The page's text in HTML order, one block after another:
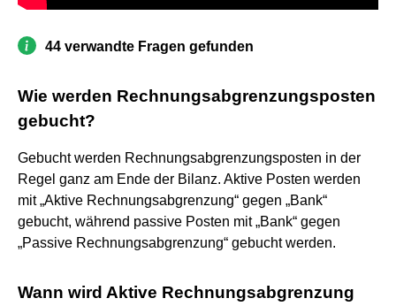
44 verwandte Fragen gefunden
Wie werden Rechnungsabgrenzungsposten
gebucht?
Gebucht werden Rechnungsabgrenzungsposten in der
Regel ganz am Ende der Bilanz. Aktive Posten werden
mit „Aktive Rechnungsabgrenzung“ gegen „Bank“
gebucht, während passive Posten mit „Bank“ gegen
„Passive Rechnungsabgrenzung“ gebucht werden.
Wann wird Aktive Rechnungsabgrenzung